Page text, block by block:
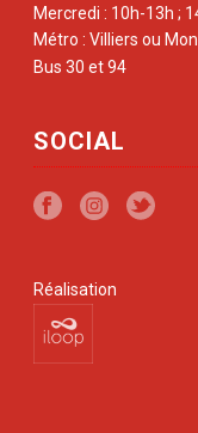
Mercredi : 10h-13h ;
Métro : Villiers ou
Bus 30 et 94
SOCIAL
Réalisation